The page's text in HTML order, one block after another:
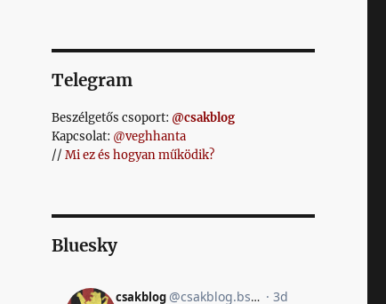
Telegram
Beszélgetős csoport: @csakblog
Kapcsolat: @veghhanta
// Mi ez és hogyan működik?
Bluesky